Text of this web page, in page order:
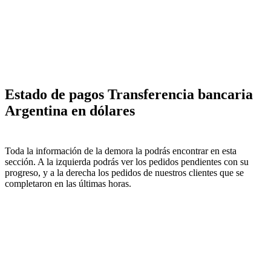
Estado de pagos Transferencia bancaria
Argentina en dólares
Toda la información de la demora la podrás encontrar en esta
sección. A la izquierda podrás ver los pedidos pendientes con su
progreso, y a la derecha los pedidos de nuestros clientes que se
completaron en las últimas horas.